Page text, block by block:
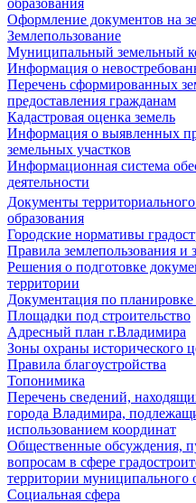
образования
Оформление документов на
Землепользование
Муниципальный земельный
Информация о
Перечень сформированных
предоставления гражданам
Кадастровая оценка земель
Информация о выявленных
земельных участков
Информационная система
деятельности
Документы
образования
Городские нормативы
Правила землепользования и
Решения о подготовке
территории
Документация по планировке
Площадки под строительство
Адресный план г.Владимира
Зоны охраны исторического
Правила благоустройства
Топонимика
Перечень сведений,
города Владимира,
использованием координат
Общественные обсуждения,
вопросам в сфере
территории муниципального
Социальная сфера